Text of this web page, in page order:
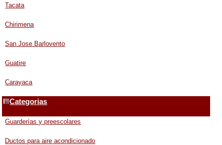
Tacata
Chirimena
San Jose Barlovento
Guatire
Carayaca
Categorias
Guarderías y preescolares
Ductos para aire acondicionado